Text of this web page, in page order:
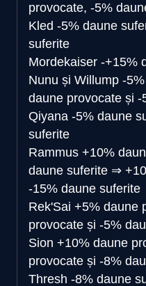
provocate, -5%
Kled -5% daune
suferite
Mordekaiser -+15%
Nunu și Willump -
daune provocate și
Qiyana -5% daune
suferite
Rammus +10%
daune suferite ⇒
-15% daune suferite
Rek'Sai +5% daune
provocate și -5%
Sion +10% daune
provocate și -8%
Thresh -8% daune